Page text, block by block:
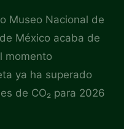
Museo Nacional de
México acaba de
momento
ya ha superado
de CO₂ para 2026